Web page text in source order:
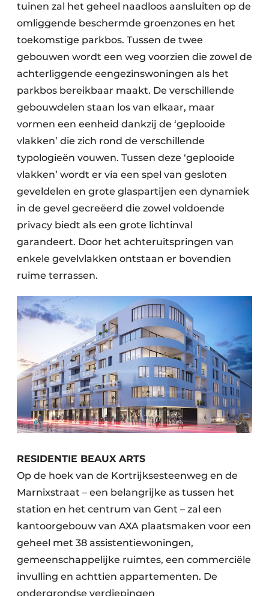
tuinen zal het geheel naadloos aansluiten op de
omliggende beschermde groenzones en het
toekomstige parkbos. Tussen de twee
gebouwen wordt een weg voorzien die zowel de
achterliggende eengezinswoningen als het
parkbos bereikbaar maakt. De verschillende
gebouwdelen staan los van elkaar, maar
vormen een eenheid dankzij de ‘geplooide
vlakken’ die zich rond de verschillende
typologieën vouwen. Tussen deze ‘geplooide
vlakken’ wordt er via een spel van gesloten
geveldelen en grote glaspartijen een dynamiek
in de gevel gecreëerd die zowel voldoende
privacy biedt als een grote lichtinval
garandeert. Door het achteruitspringen van
enkele gevelvlakken ontstaan er bovendien
ruime terrassen.
RESIDENTIE BEAUX ARTS
Op de hoek van de Kortrijksesteenweg en de
Marnixstraat – een belangrijke as tussen het
station en het centrum van Gent – zal een
kantoorgebouw van AXA plaatsmaken voor een
geheel met 38 assistentiewoningen,
gemeenschappelijke ruimtes, een commerciële
invulling en achttien appartementen. De
ondergrondse verdiepingen